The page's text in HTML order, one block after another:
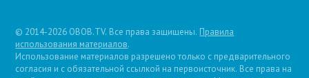
© 2014-2026 OBOB.TV. Все права защищены. Правила
использования материалов.
Использование материалов разрешено только с предварительного
согласия и с обязательной ссылкой на первоисточник. Все права на